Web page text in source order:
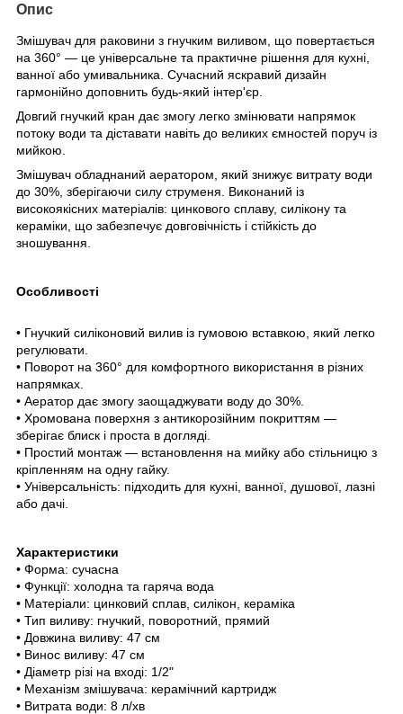
Опис
Змішувач для раковини з гнучким виливом, що повертається
на 360° — це універсальне та практичне рішення для кухні,
ванної або умивальника. Сучасний яскравий дизайн
гармонійно доповнить будь-який інтер'єр.
Довгий гнучкий кран дає змогу легко змінювати напрямок
потоку води та діставати навіть до великих ємностей поруч із
мийкою.
Змішувач обладнаний аератором, який знижує витрату води
до 30%, зберігаючи силу струменя. Виконаний із
високоякісних матеріалів: цинкового сплаву, силікону та
кераміки, що забезпечує довговічність і стійкість до
зношування.
Особливості
• Гнучкий силіконовий вилив із гумовою вставкою, який легко
регулювати.
• Поворот на 360° для комфортного використання в різних
напрямках.
• Аератор дає змогу заощаджувати воду до 30%.
• Хромована поверхня з антикорозійним покриттям —
зберігає блиск і проста в догляді.
• Простий монтаж — встановлення на мийку або стільницю з
кріпленням на одну гайку.
• Універсальність: підходить для кухні, ванної, душової, лазні
або дачі.
Характеристики
• Форма: сучасна
• Функції: холодна та гаряча вода
• Матеріали: цинковий сплав, силікон, кераміка
• Тип виливу: гнучкий, поворотний, прямий
• Довжина виливу: 47 см
• Винос виливу: 47 см
• Діаметр різі на вході: 1/2"
• Механізм змішувача: керамічний картридж
• Витрата води: 8 л/хв